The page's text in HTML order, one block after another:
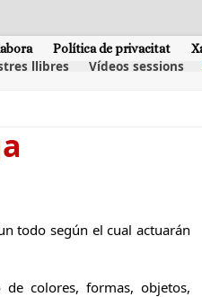
Política de privacitat
llibres Vídeos sessions
todo según el cual actuarán
colores, formas, objetos,